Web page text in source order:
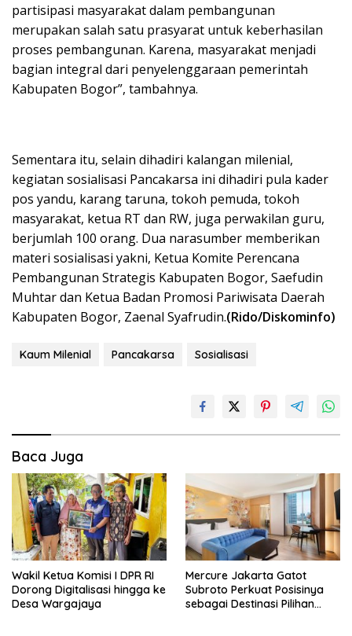
partisipasi masyarakat dalam pembangunan
merupakan salah satu prasyarat untuk keberhasilan
proses pembangunan. Karena, masyarakat menjadi
bagian integral dari penyelenggaraan pemerintah
Kabupaten Bogor”, tambahnya.
Sementara itu, selain dihadiri kalangan milenial,
kegiatan sosialisasi Pancakarsa ini dihadiri pula kader
pos yandu, karang taruna, tokoh pemuda, tokoh
masyarakat, ketua RT dan RW, juga perwakilan guru,
berjumlah 100 orang. Dua narasumber memberikan
materi sosialisasi yakni, Ketua Komite Perencana
Pembangunan Strategis Kabupaten Bogor, Saefudin
Muhtar dan Ketua Badan Promosi Pariwisata Daerah
Kabupaten Bogor, Zaenal Syafrudin.(Rido/Diskominfo)
Kaum Milenial Pancakarsa Sosialisasi
Baca Juga
Wakil Ketua Komisi I DPR RI
Dorong Digitalisasi hingga ke
Desa Wargajaya
Mercure Jakarta Gatot
Subroto Perkuat Posisinya
sebagai Destinasi Pilihan